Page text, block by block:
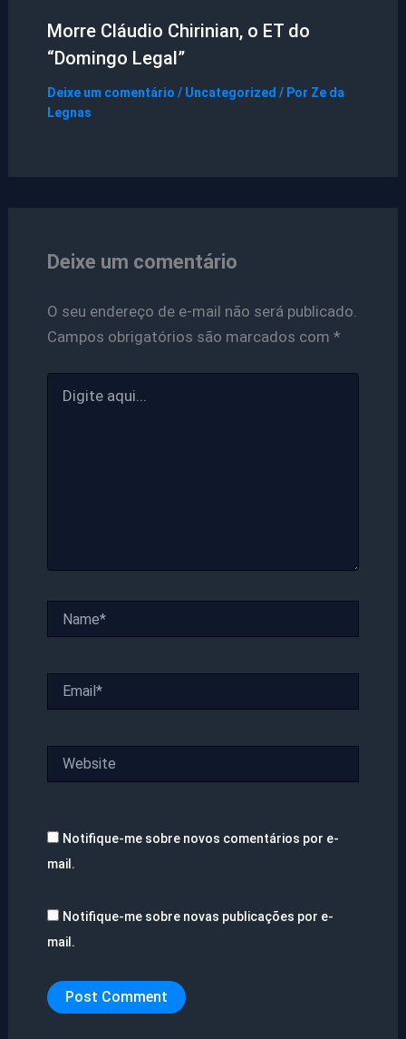
Morre Cláudio Chirinian, o ET do
“Domingo Legal”
Deixe um comentário / Uncategorized / Por Ze da
Legnas
Deixe um comentário
O seu endereço de e-mail não será publicado.
Campos obrigatórios são marcados com *
aqui...
Notifique-me sobre novos comentários por e-
mail.
Notifique-me sobre novas publicações por e-
mail.